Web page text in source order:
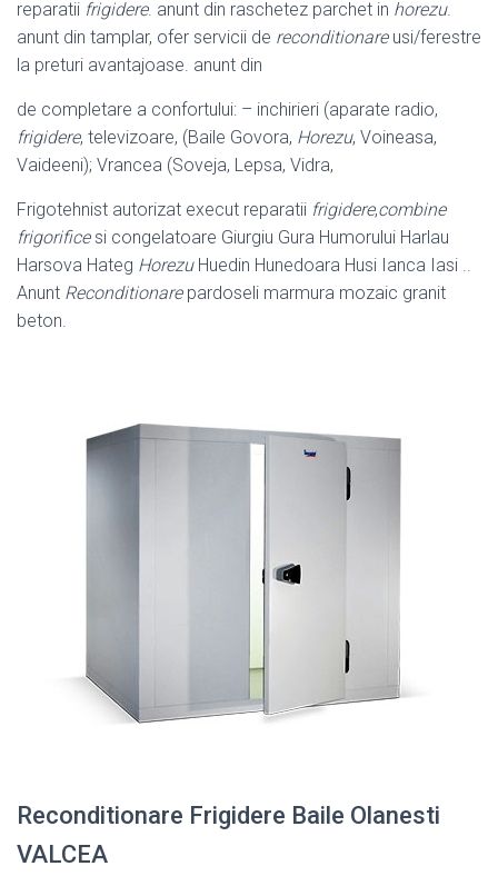
reparatii frigidere. anunt din raschetez parchet in horezu.
anunt din tamplar, ofer servicii de reconditionareusi/ferestre
la preturi avantajoase. anunt din
de completare a confortului: – inchirieri (aparate radio,
frigidere, televizoare, (Baile Govora, Horezu, Voineasa,
Vaideeni); Vrancea (Soveja, Lepsa, Vidra,
Frigotehnist autorizat execut reparatii frigidere,combine
frigorificesi congelatoare Giurgiu Gura Humorului Harlau
Harsova Hateg HorezuHuedin Hunedoara Husi Ianca Iasi ..
Anunt Reconditionarepardoseli marmura mozaic granit
beton.
Reconditionare Frigidere Baile Olanesti
VALCEA